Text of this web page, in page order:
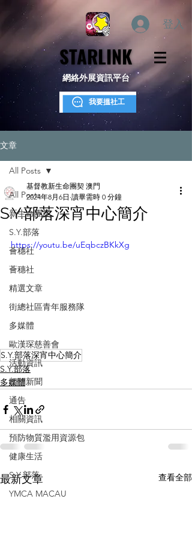
登入
STARLINK
STARLINK
網絡外展資訊平台
我要搵社工
文章
All Posts
新生命團契
S.Y.部落
薈穗社
薈穗社
精選文章
街總社區青年服務隊
多媒體
歐漢琛慈善會
活動資訊
相關新聞
通告
相關資訊
預防物質濫用資源包
健康生活
S.Y.部落
YMCA MACAU
All Posts
S.Y.部落深宵中心簡介
基督教新生命團契 澳門
2024年8月6日 讀畢需時 0 分鐘
https://youtu.be/uEqbczBKkXg
S.Y.部落深宵中心簡介
S.Y.部落
多媒體
最新文章 查看全部